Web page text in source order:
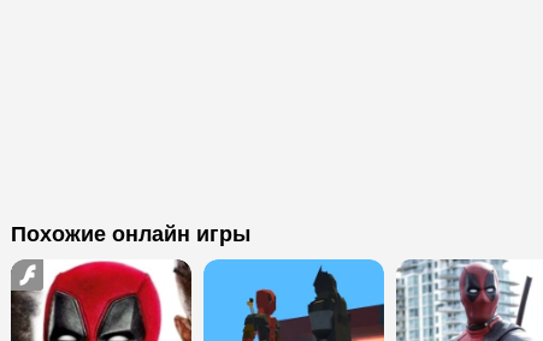
Похожие онлайн игры